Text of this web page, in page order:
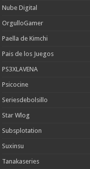
Nube Digital
OrgulloGamer
Paella de Kimchi
Pais de los Juegos
PS3XLAVENA
Psicocine
Seriesdebolsillo
Star Wlog
Subsplotation
Suxinsu
Tanakaseries